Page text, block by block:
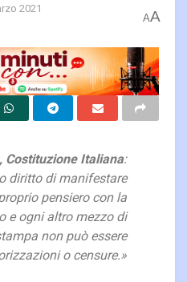
2021
AA
Costituzione Italiana:
diritto di manifestare
pensiero con la
e ogni altro mezzo di
non può essere
o censure.»